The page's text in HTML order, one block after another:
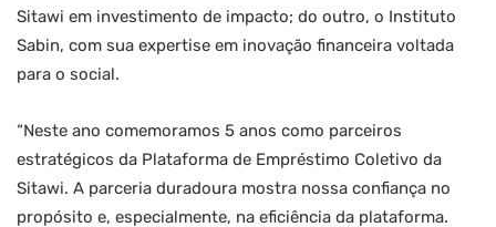
Sitawi em investimento de impacto; do outro, o Instituto
Sabin, com sua expertise em inovação financeira voltada
para o social.
“Neste ano comemoramos 5 anos como parceiros
estratégicos da Plataforma de Empréstimo Coletivo da
Sitawi. A parceria duradoura mostra nossa confiança no
propósito e, especialmente, na eficiência da plataforma.